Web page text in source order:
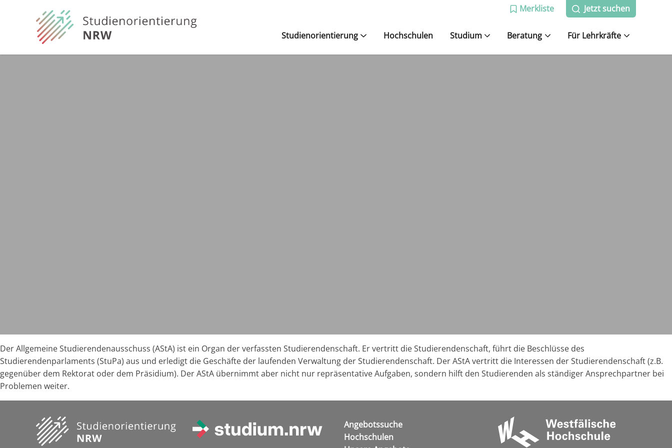
Merkliste Jetzt suchen
Studienorientierung Hochschulen Studium Beratung Für Lehrkräfte
Der Allgemeine Studierendenausschuss (AStA) ist ein Organ der verfassten Studierendenschaft. Er vertritt die Studierendenschaft, führt die Beschlüsse des
Studierendenparlaments (StuPa) aus und erledigt die Geschäfte der laufenden Verwaltung der Studierendenschaft. Der AStA vertritt die Interessen der Studierendenschaft (z.B.
gegenüber dem Rektorat oder dem Präsidium). Der AStA übernimmt aber nicht nur repräsentative Aufgaben, sondern hilft den Studierenden als ständiger Ansprechpartner bei
Problemen weiter.
Angebotssuche
Hochschulen